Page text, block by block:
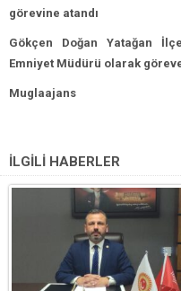
görevine atandı
Gökçen Doğan Yatağan
Emniyet Müdürü olarak
Muglaajans
İLGİLİ HABERLER